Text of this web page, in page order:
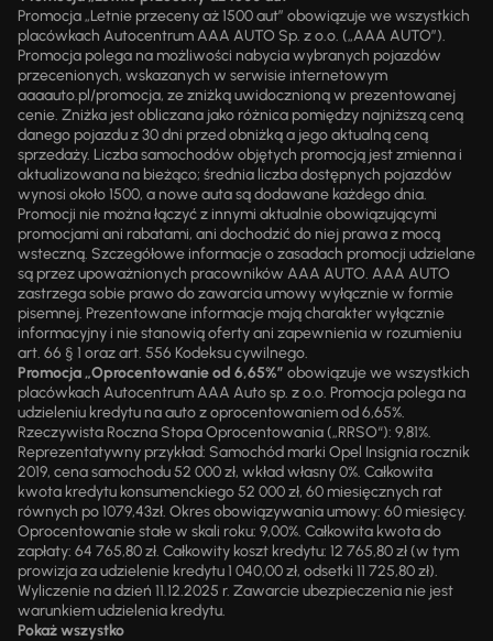
Promocja „Letnie przeceny aż 1500 aut” obowiązuje we wszystkich
placówkach Autocentrum AAA AUTO Sp. z o.o. („AAA AUTO”).
Promocja polega na możliwości nabycia wybranych pojazdów
przecenionych, wskazanych w serwisie internetowym
aaaauto.pl/promocja, ze zniżką uwidocznioną w prezentowanej
cenie. Zniżka jest obliczana jako różnica pomiędzy najniższą ceną
danego pojazdu z 30 dni przed obniżką a jego aktualną ceną
sprzedaży. Liczba samochodów objętych promocją jest zmienna i
aktualizowana na bieżąco; średnia liczba dostępnych pojazdów
wynosi około 1500, a nowe auta są dodawane każdego dnia.
Promocji nie można łączyć z innymi aktualnie obowiązującymi
promocjami ani rabatami, ani dochodzić do niej prawa z mocą
wsteczną. Szczegółowe informacje o zasadach promocji udzielane
są przez upoważnionych pracowników AAA AUTO. AAA AUTO
zastrzega sobie prawo do zawarcia umowy wyłącznie w formie
pisemnej. Prezentowane informacje mają charakter wyłącznie
informacyjny i nie stanowią oferty ani zapewnienia w rozumieniu
art. 66 § 1 oraz art. 556 Kodeksu cywilnego.
Promocja „Oprocentowanie od 6,65%” obowiązuje we wszystkich
placówkach Autocentrum AAA Auto sp. z o.o. Promocja polega na
udzieleniu kredytu na auto z oprocentowaniem od 6,65%.
Rzeczywista Roczna Stopa Oprocentowania („RRSO“): 9,81%.
Reprezentatywny przykład: Samochód marki Opel Insignia rocznik
2019, cena samochodu 52 000 zł, wkład własny 0%. Całkowita
kwota kredytu konsumenckiego 52 000 zł, 60 miesięcznych rat
równych po 1079,43zł. Okres obowiązywania umowy: 60 miesięcy.
Oprocentowanie stałe w skali roku: 9,00%. Całkowita kwota do
zapłaty: 64 765,80 zł. Całkowity koszt kredytu: 12 765,80 zł (w tym
prowizja za udzielenie kredytu 1 040,00 zł, odsetki 11 725,80 zł).
Wyliczenie na dzień 11.12.2025 r. Zawarcie ubezpieczenia nie jest
warunkiem udzielenia kredytu.
Pokaż wszystko